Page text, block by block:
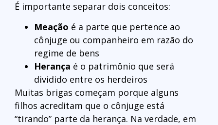
É importante separar dois conceitos:
Meação é a parte que pertence ao
cônjuge ou companheiro em razão do
regime de bens
Herança é o patrimônio que será
dividido entre os herdeiros
Muitas brigas começam porque alguns
filhos acreditam que o cônjuge está
“tirando” parte da herança. Na verdade, em